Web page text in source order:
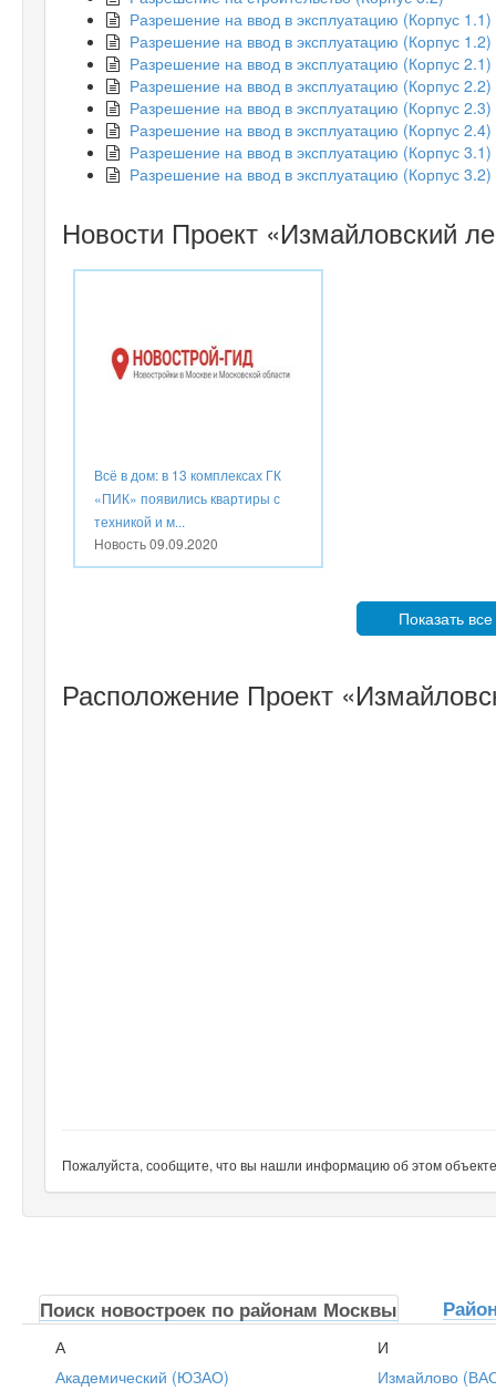
Разрешение на ввод в эксплуатацию (Корпус 1.1)
Разрешение на ввод в эксплуатацию (Корпус 1.2)
Разрешение на ввод в эксплуатацию (Корпус 2.1)
Разрешение на ввод в эксплуатацию (Корпус 2.2)
Разрешение на ввод в эксплуатацию (Корпус 2.3)
Разрешение на ввод в эксплуатацию (Корпус 2.4)
Разрешение на ввод в эксплуатацию (Корпус 3.1)
Разрешение на ввод в эксплуатацию (Корпус 3.2)
Новости Проект «Измайловский
Всё в дом: в 13 комплексах ГК
«ПИК» появились квартиры с
техникой и м...
Новость09.09.2020
Показать
Расположение Проект
Пожалуйста, сообщите, что вы нашли информацию об этом
Поиск новостроек по районам Москвы
А
Академический (ЮЗАО)
И
Измайлово